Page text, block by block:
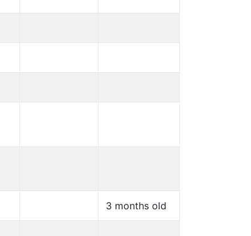
3 months old